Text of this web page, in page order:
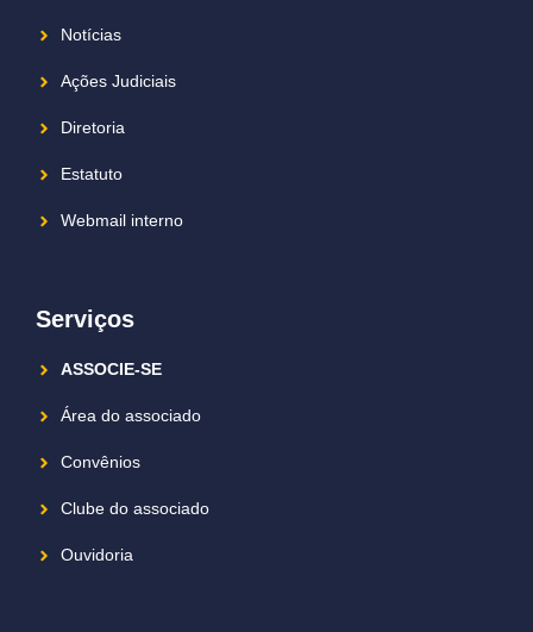
Notícias
Ações Judiciais
Diretoria
Estatuto
Webmail interno
Serviços
ASSOCIE-SE
Área do associado
Convênios
Clube do associado
Ouvidoria